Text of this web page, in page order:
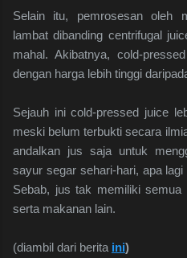
Selain itu, pemrosesan oleh
lambat dibanding centrifugal
mahal. Akibatnya, cold-
dengan harga lebih tinggi
Sejauh ini cold-pressed juice
meski belum terbukti secara
andalkan jus saja untuk
sayur segar sehari-hari, apa
Sebab, jus tak memiliki
serta makanan lain.
(diambil dari berita ini)